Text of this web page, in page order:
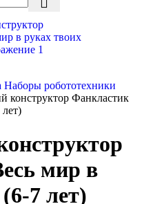
Наборы робототехники
конструктор Фанкластик
мир в
7 лет)